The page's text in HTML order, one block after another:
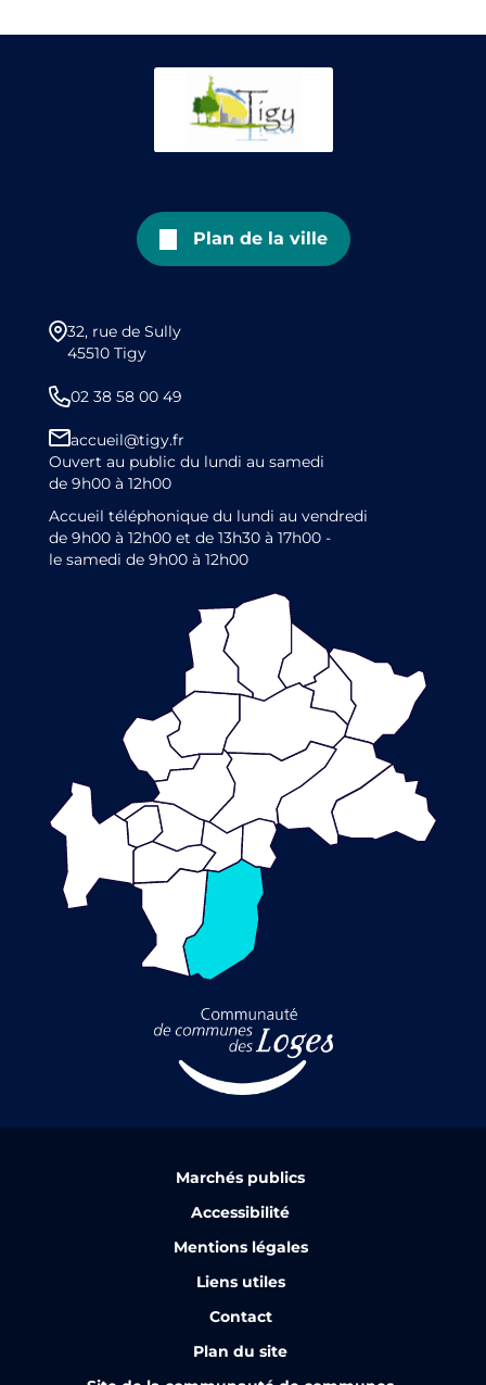
Plan de la ville
32, rue de Sully
45510 Tigy
02 38 58 00 49
accueil@tigy.fr
Ouvert au public du lundi au samedi
de 9h00 à 12h00
Accueil téléphonique du lundi au vendredi
de 9h00 à 12h00 et de 13h30 à 17h00 -
le samedi de 9h00 à 12h00
Marchés publics
Accessibilité
Mentions légales
Liens utiles
Contact
Plan du site